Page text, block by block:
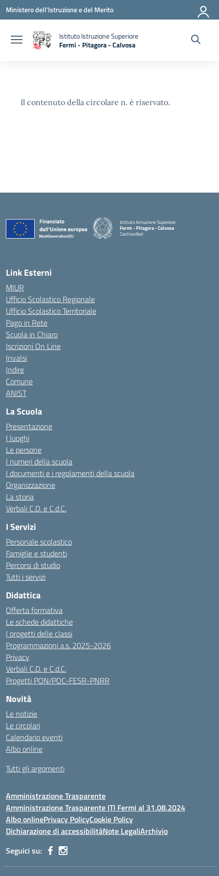
Vai ai contenuti
Vai al menu di navigazione
Vai al footer
Ministero dell'Istruzione e del Merito
Istituto Istruzione Superiore
Fermi - Pitagora - Calvosa
— Visita la pagina iniziale della scuola
Il contenuto della circolare n. è riservato.
Istituto Istruzione Superiore
Fermi - Pitagora - Calvosa
Castrovillari
Link Esterni
MIUR
Ufficio Scolastico Regionale
Ufficio Scolastico Territoriale
Pago in Rete
Scuola in Chiaro
Iscrizioni On Line
Invalsi
Indire
Comune
ANIST
La Scuola
Presentazione
I luoghi
Le persone
I numeri della scuola
I documenti e i regolamenti della scuola
Organizzazione
La storia
Verbali C.D. e C.d.C.
I Servizi
Personale scolastico
Famiglie e studenti
Percorsi di studio
Tutti i servizi
Didattica
Offerta formativa
Le schede didattiche
I progetti delle classi
Programmazioni a.s. 2025-2026
Privacy
Verbali C.D. e C.d.C.
Progetti PON/POC-FESR-PNRR
Novità
Le notizie
Le circolari
Calendario eventi
Albo online
Tutti gli argomenti
Amministrazione Trasparente
Amministrazione Trasparente ITI Fermi al 31.08.2024
Albo onlinePrivacy PolicyCookie Policy
Dichiarazione di accessibilitàNote LegaliArchivio
Seguici su: